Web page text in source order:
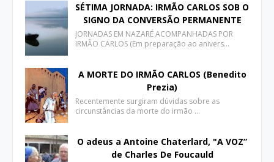
SÉTIMA JORNADA: IRMÃO CARLOS SOB O
SIGNO DA CONVERSÃO PERMANENTE
JORNADAS EM NAZARÉ ACOMPANHADAS POR
IRMÃO CARLOS (Em preparação ao anivers…
A MORTE DO IRMÃO CARLOS (Benedito
Prezia)
Recentemente surgiram dúvidas sobre as
circunstâncias da morte do irmão …
O adeus a Antoine Chaterlard, "A VOZ”
de Charles De Foucauld